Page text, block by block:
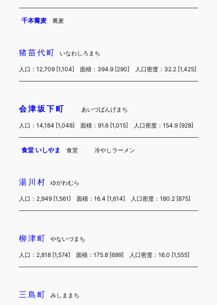
千本蕎麦 蕎麦
猪苗代町 いなわしろまち
人口：12,709 [1,104] 面積：394.9 [290] 人口密度：32.2 [1,425]
会津坂下町 あいづばんげまち
人口：14,184 [1,048] 面積：91.6 [1,015] 人口密度：154.9 [928]
食堂 いしやま 食堂 冷やしラーメン
湯川村 ゆがわむら
人口：2,949 [1,561] 面積：16.4 [1,614] 人口密度：180.2 [875]
柳津町 やないづまち
人口：2,818 [1,574] 面積：175.8 [699] 人口密度：16.0 [1,555]
三島町 みしままち